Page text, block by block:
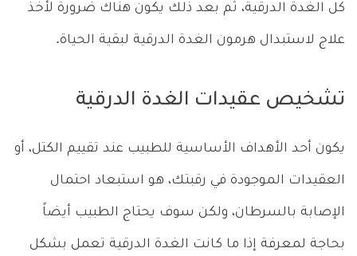
كل الغدة الدرقية، ثم بعد ذلك يكون هناك ضرورة لأخذ
علاج لاستبدال هرمون الغدة الدرقية لبقية الحياة.
تشخيص عقيدات الغدة الدرقية
يكون أحد الأهداف الأساسية للطبيب عند تقييم الكتل، أو
العقيدات الموجودة في رقبتك، هو استبعاد احتمال
الإصابة بالسرطان، ولكن سوف يحتاج الطبيب أيضاً
بحاجة لمعرفة إذا ما كانت الغدة الدرقية تعمل بشكل